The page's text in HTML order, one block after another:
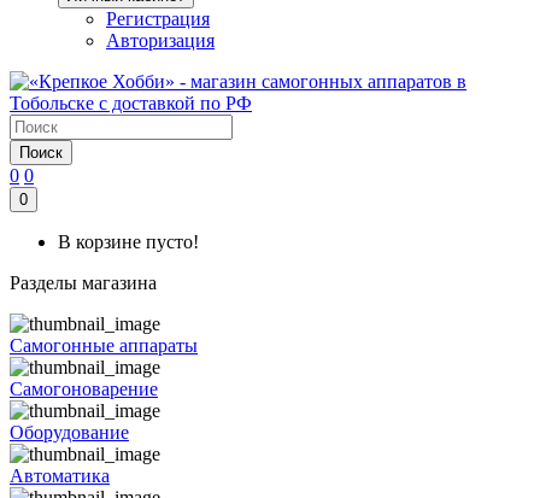
Регистрация
Авторизация
Поиск
0 0
0
В корзине пусто!
Разделы магазина
Самогонные аппараты
Самогоноварение
Оборудование
Автоматика